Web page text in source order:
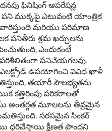
ఫినిషింగ్ ఆపరేషన్ల
పని ముక్కపై ఎటువంటి యాంత్రిక
నివారిస్తుంది మరియు పరిమాణ
పనితీరు శ్రమ ఖర్చులను
ఎందుకంటే
పనిచేయగలవు.
ఉపయోగించి వివిధ ఖాళీ
తయారీ సౌలభ్యతను
కత్తిరింపు పరికరాలతో
అంతర్గత మూలలను తీవ్రమైన
సరసమైన సింకర్
ధరివేస్తాయి క్షీణత పొందని